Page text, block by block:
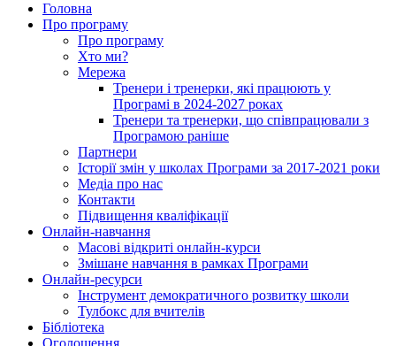
Головна
Про програму
Про програму
Хто ми?
Мережа
Тренери і тренерки, які працюють у
Програмі в 2024-2027 роках
Тренери та тренерки, що співпрацювали з
Програмою раніше
Партнери
Історії змін у школах Програми за 2017-2021 роки
Медіа про нас
Контакти
Підвищення кваліфікації
Онлайн-навчання
Масові відкриті онлайн-курси
Змішане навчання в рамках Програми
Онлайн-ресурси
Інструмент демократичного розвитку школи
Тулбокс для вчителів
Бібліотека